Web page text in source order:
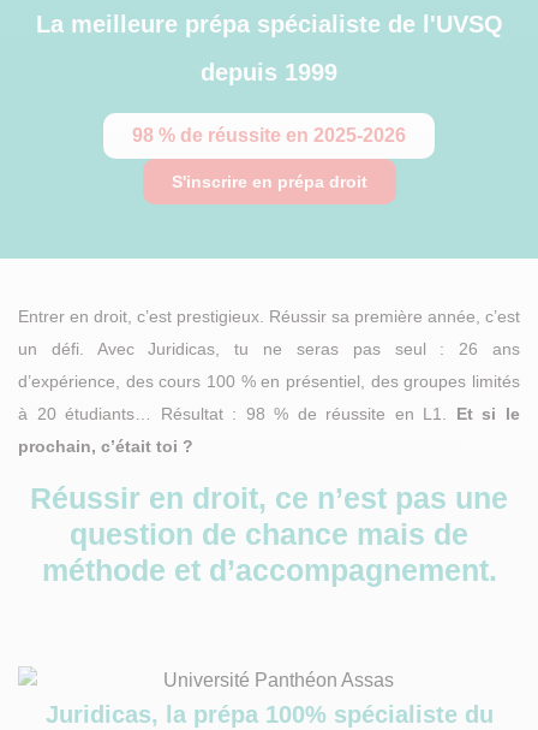
La meilleure prépa spécialiste de l'UVSQ
depuis 1999
98 % de réussite en 2025-2026
S'inscrire en prépa droit
Entrer en droit, c’est prestigieux. Réussir sa première année, c’est
un défi. Avec Juridicas, tu ne seras pas seul : 26 ans
d’expérience, des cours 100 % en présentiel, des groupes limités
à 20 étudiants… Résultat : 98 % de réussite en L1. Et si le
prochain, c’était toi ?
Réussir en droit, ce n’est pas une
question de chance mais de
méthode et d’accompagnement.
Juridicas, la prépa 100% spécialiste du